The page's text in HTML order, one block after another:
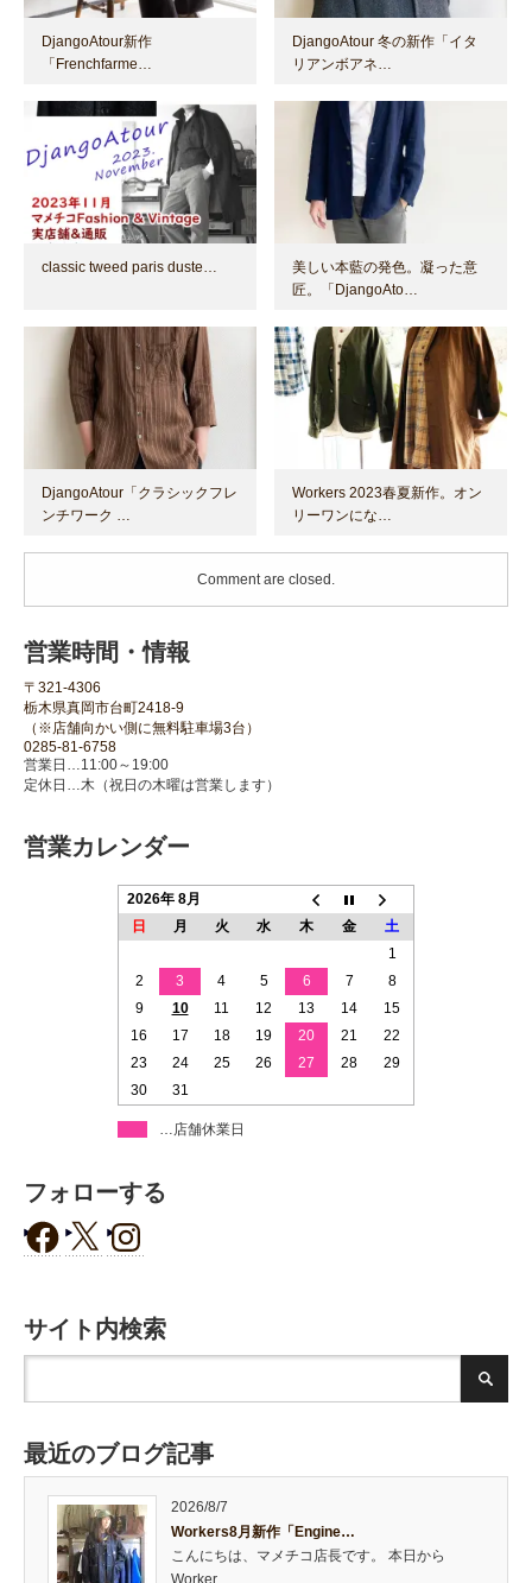
DjangoAtour新作
「Frenchfarme…
DjangoAtour 冬の新作「イタ
リアンボアネ…
classic tweed paris duste…
美しい本藍の発色。凝った意
匠。「DjangoAto…
DjangoAtour「クラシックフレ
ンチワーク …
Workers 2023春夏新作。オン
リーワンにな…
Comment are closed.
営業時間・情報
〒321-4306
栃木県真岡市台町2418-9
（※店舗向かい側に無料駐車場3台）
0285-81-6758
営業日…11:00～19:00
定休日…木（祝日の木曜は営業します）
営業カレンダー
2026年 8月
日
月 火 水 木 金
土
1
2
3 4 5 6 7
8
9
10 11 12 13 14
15
16
17 18 19 20 21
22
23
24 25 26 27 28
29
30
31
…店舗休業日
フォローする
サイト内検索
最近のブログ記事
2026/8/7
Workers8月新作「Engine…
こんにちは、マメチコ店長です。 本日から
Worker…